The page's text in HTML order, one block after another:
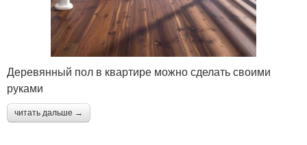
Деревянный пол в квартире можно сделать своими
руками
читать дальше →